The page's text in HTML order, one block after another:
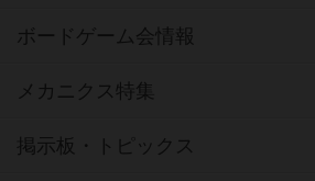
ボードゲーム会情報
メカニクス特集
掲示板・トピックス